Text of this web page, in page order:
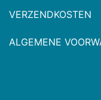
VERZENDKOSTEN
ALGEMENE